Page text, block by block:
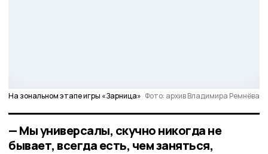
На зональном этапе игры «Зарница» Фото: архив Владимира Ремнёва
— Мы универсалы, скучно никогда не
бывает, всегда есть, чем заняться,